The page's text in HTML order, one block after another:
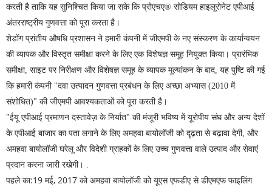
करती है ताकि यह सुनिश्चित किया जा सके कि प्रोएचए® सोडियम हाइलूरोनेट एपीआई
अंतरराष्ट्रीय गुणवत्ता को पूरा करता है।
शेडोंग प्रांतीय औषधि प्रशासन ने हमारी कंपनी में जीएमपी के नए संस्करण के कार्यान्वयन
की व्यापक और विस्तृत समीक्षा करने के लिए एक विशेषज्ञ समूह नियुक्त किया। प्रारंभिक
समीक्षा, साइट पर निरीक्षण और विशेषज्ञ समूह के व्यापक मूल्यांकन के बाद, यह पुष्टि की गई
कि हमारी कंपनी "दवा उत्पादन गुणवत्ता प्रबंधन के लिए अच्छा अभ्यास (2010 में
संशोधित)" की जीएमपी आवश्यकताओं को पूरा करती है।
"ईयू एपीआई प्रमाणन दस्तावेज़ के निर्यात" की मंजूरी भविष्य में यूरोपीय संघ और अन्य देशों
के एपीआई बाजार का पता लगाने के लिए अमहवा बायोलॉजी को दृढ़ता से बढ़ावा देगी, और
अमहवा बायोलॉजी घरेलू और विदेशी ग्राहकों के लिए उच्च गुणवत्ता वाले उत्पाद और सेवाएं
प्रदान करना जारी रखेगी। .
पहले का:19 मई, 2017 को अमहवा बायोलॉजी को यूएस एफडीए से डीएमएफ फाइलिंग